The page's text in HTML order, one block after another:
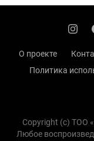
О проекте
Политика
Copyright (с) TOO
Любое